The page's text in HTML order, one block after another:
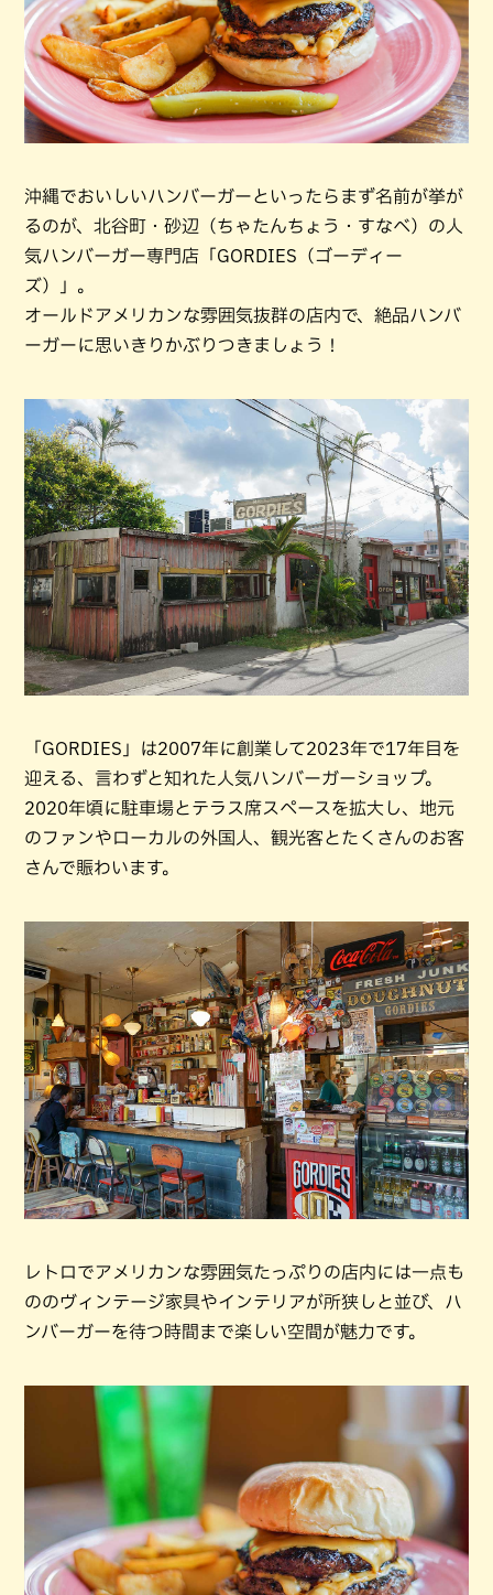
沖縄でおいしいハンバーガーといったらまず名前が挙が
るのが、北谷町・砂辺（ちゃたんちょう・すなべ）の人
気ハンバーガー専門店「GORDIES（ゴーディー
ズ）」。
オールドアメリカンな雰囲気抜群の店内で、絶品ハンバ
ーガーに思いきりかぶりつきましょう！
「GORDIES」は2007年に創業して2023年で17年目を
迎える、言わずと知れた人気ハンバーガーショップ。
2020年頃に駐車場とテラス席スペースを拡大し、地元
のファンやローカルの外国人、観光客とたくさんのお客
さんで賑わいます。
レトロでアメリカンな雰囲気たっぷりの店内には一点も
ののヴィンテージ家具やインテリアが所狭しと並び、ハ
ンバーガーを待つ時間まで楽しい空間が魅力です。